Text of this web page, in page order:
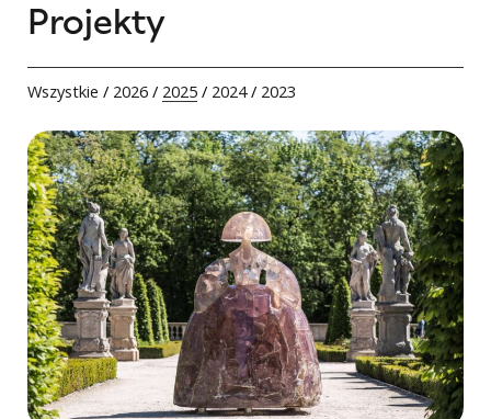
Projekty
Wszystkie / 2026/ 2025/ 2024/ 2023